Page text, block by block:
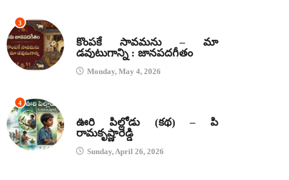
3
కొంపకే సావమను – మా
డవుటుగాన్ని : జానపదగీతం
Monday, May 4, 2026
4
ఊరి పిల్లోడు (కథ) – పి
రామకృష్ణారెడ్డి
Sunday, April 26, 2026